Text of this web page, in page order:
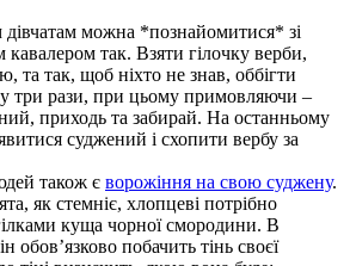
можна *познайомитися* зі
кавалером так. Взяти гілочку верби,
та так, щоб ніхто не знав, оббігти
три рази, при цьому примовляючи –
приходь та забирай. На останньому
суджений і схопити вербу за
також є ворожіння на свою суджену.
як стемніє, хлопцеві потрібно
куща чорної смородини. В
обов’язково побачить тінь своєї